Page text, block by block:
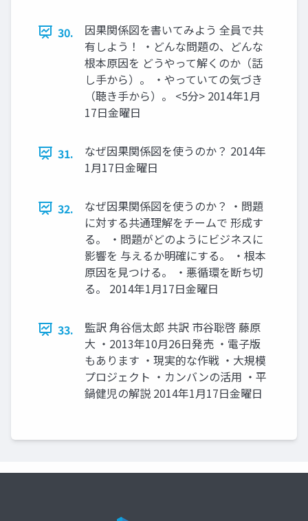
30.
因果関係図を書いてみよう 全員で共
有しよう！ ・どんな問題の、どんな
根本原因を どうやって解くのか（話
し手から）。 ・やっていての気づき
（聴き手から）。 <5分> 2014年1月
17日金曜日
31.
なぜ因果関係図を使うのか？ 2014年
1月17日金曜日
32.
なぜ因果関係図を使うのか？ ・問題
に対する共通理解をチームで 形成す
る。 ・問題がどのようにビジネスに
影響を 与えるか明確にする。 ・根本
原因を見つける。 ・悪循環を断ち切
る。 2014年1月17日金曜日
33.
監訳 角谷信太郎 共訳 市谷聡啓 藤原
大 ・2013年10月26日発売 ・電子版
もあります ・現実的な作戦 ・大規模
プロジェクト ・カンバンの活用 ・平
鍋健児の解説 2014年1月17日金曜日